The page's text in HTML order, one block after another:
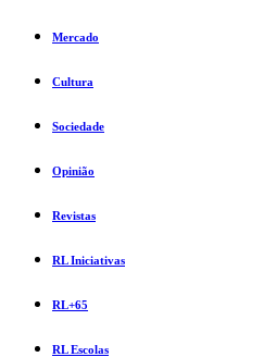
Mercado
Cultura
Sociedade
Opinião
Revistas
RL Iniciativas
RL+65
RL Escolas